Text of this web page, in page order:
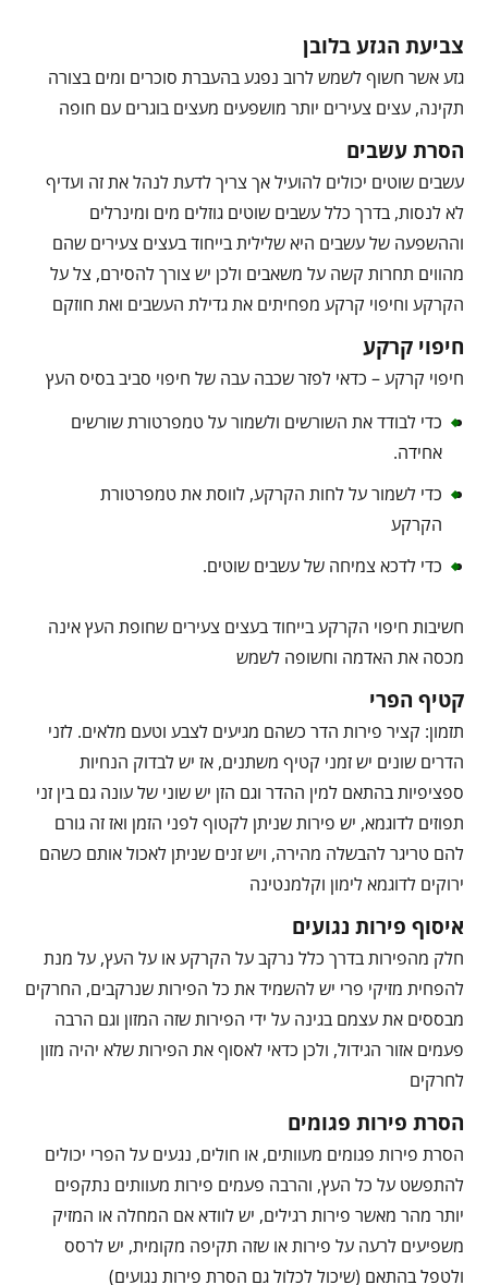
צביעת הגזע בלובן
גזע אשר חשוף לשמש לרוב נפגע בהעברת סוכרים ומים בצורה
תקינה, עצים צעירים יותר מושפעים מעצים בוגרים עם חופה
הסרת עשבים
עשבים שוטים יכולים להועיל אך צריך לדעת לנהל את זה ועדיף
לא לנסות, בדרך כלל עשבים שוטים גוזלים מים ומינרלים
וההשפעה של עשבים היא שלילית בייחוד בעצים צעירים שהם
מהווים תחרות קשה על משאבים ולכן יש צורך להסירם, צל על
הקרקע וחיפוי קרקע מפחיתים את גדילת העשבים ואת חוזקם
חיפוי קרקע
חיפוי קרקע – כדאי לפזר שכבה עבה של חיפוי סביב בסיס העץ
כדי לבודד את השורשים ולשמור על טמפרטורת שורשים
אחידה.
כדי לשמור על לחות הקרקע, לווסת את טמפרטורת
הקרקע
כדי לדכא צמיחה של עשבים שוטים.
חשיבות חיפוי הקרקע בייחוד בעצים צעירים שחופת העץ אינה
מכסה את האדמה וחשופה לשמש
קטיף הפרי
תזמון: קציר פירות הדר כשהם מגיעים לצבע וטעם מלאים. לזני
הדרים שונים יש זמני קטיף משתנים, אז יש לבדוק הנחיות
ספציפיות בהתאם למין ההדר וגם הזן יש שוני של עונה גם בין זני
תפוזים לדוגמא, יש פירות שניתן לקטוף לפני הזמן ואז זה גורם
להם טריגר להבשלה מהירה, ויש זנים שניתן לאכול אותם כשהם
ירוקים לדוגמא לימון וקלמנטינה
איסוף פירות נגועים
חלק מהפירות בדרך כלל נרקב על הקרקע או על העץ, על מנת
להפחית מזיקי פרי יש להשמיד את כל הפירות שנרקבים, החרקים
מבססים את עצמם בגינה על ידי הפירות שזה המזון וגם הרבה
פעמים אזור הגידול, ולכן כדאי לאסוף את הפירות שלא יהיה מזון
לחרקים
הסרת פירות פגומים
הסרת פירות פגומים מעוותים, או חולים, נגעים על הפרי יכולים
להתפשט על כל העץ, והרבה פעמים פירות מעוותים נתקפים
יותר מהר מאשר פירות רגילים, יש לוודא אם המחלה או המזיק
משפיעים לרעה על פירות או שזה תקיפה מקומית, יש לרסס
ולטפל בהתאם (שיכול לכלול גם הסרת פירות נגועים)